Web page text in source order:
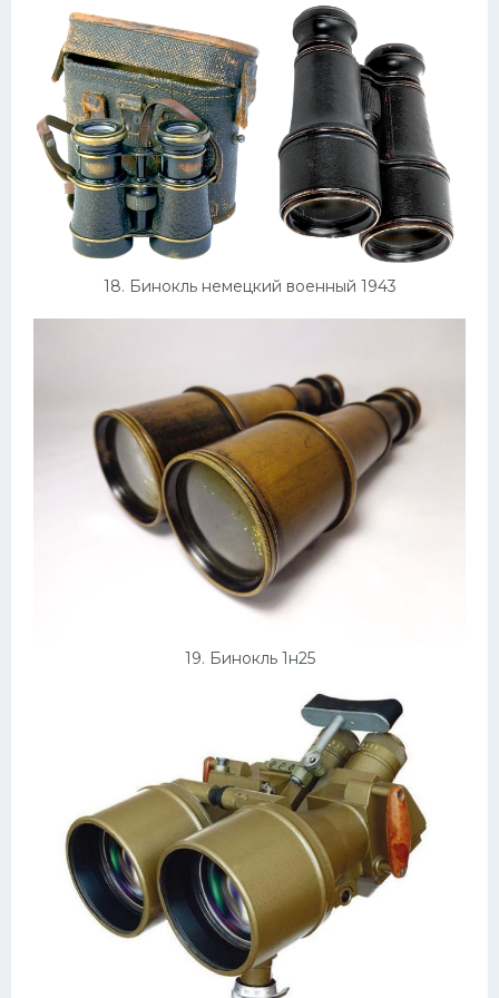
18. Бинокль немецкий военный 1943
19. Бинокль 1н25